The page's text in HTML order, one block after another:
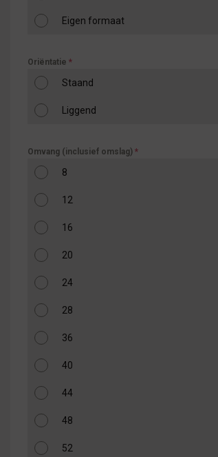
Eigen formaat
Oriëntatie *
Staand
Liggend
Omvang (inclusief omslag) *
8
12
16
20
24
28
36
40
44
48
52